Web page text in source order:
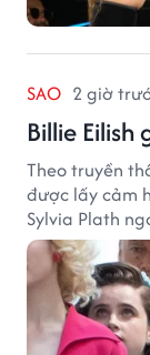
SAO 2 giờ
Billie
Theo truyền
được lấy cảm
Sylvia Plath